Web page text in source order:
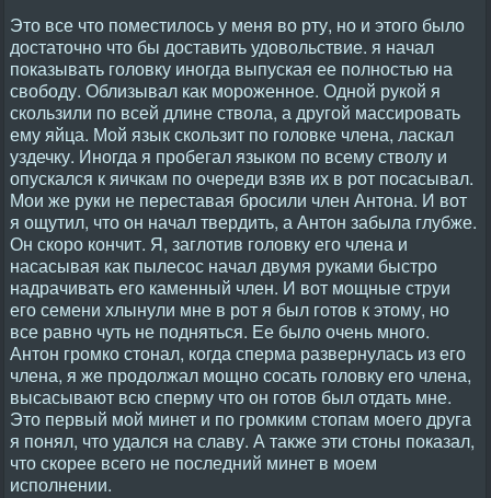
Это все что поместилось у меня во рту, но и этого было
достаточно что бы доставить удовольствие. я начал
показывать головку иногда выпуская ее полностью на
свободу. Облизывал как мороженное. Одной рукой я
скользили по всей длине ствола, а другой массировать
ему яйца. Мой язык скользит по головке члена, ласкал
уздечку. Иногда я пробегал языком по всему стволу и
опускался к яичкам по очереди взяв их в рот посасывал.
Мои же руки не переставая бросили член Антона. И вот
я ощутил, что он начал твердить, а Антон забыла глубже.
Он скоро кончит. Я, заглотив головку его члена и
насасывая как пылесос начал двумя руками быстро
надрачивать его каменный член. И вот мощные струи
его семени хлынули мне в рот я был готов к этому, но
все равно чуть не подняться. Ее было очень много.
Антон громко стонал, когда сперма развернулась из его
члена, я же продолжал мощно сосать головку его члена,
высасывают всю сперму что он готов был отдать мне.
Это первый мой минет и по громким стопам моего друга
я понял, что удался на славу. А также эти стоны показал,
что скорее всего не последний минет в моем
исполнении.